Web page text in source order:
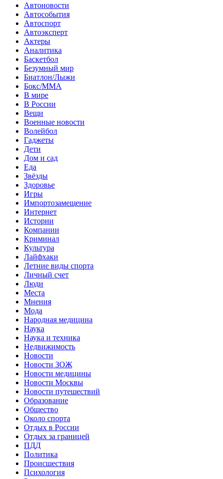
Автоновости
Автособытия
Автоспорт
Автоэксперт
Актеры
Аналитика
Баскетбол
Безумный мир
Биатлон/Лыжи
Бокс/MMA
В мире
В России
Вещи
Военные новости
Волейбол
Гаджеты
Дети
Дом и сад
Еда
Звёзды
Здоровье
Игры
Импортозамещение
Интернет
Истории
Компании
Криминал
Культура
Лайфхаки
Летние виды спорта
Личный счет
Люди
Места
Мнения
Мода
Народная медицина
Наука
Наука и техника
Недвижимость
Новости
Новости ЗОЖ
Новости медицины
Новости Москвы
Новости путешествий
Образование
Общество
Около спорта
Отдых в России
Отдых за границей
ПДД
Политика
Происшествия
Психология